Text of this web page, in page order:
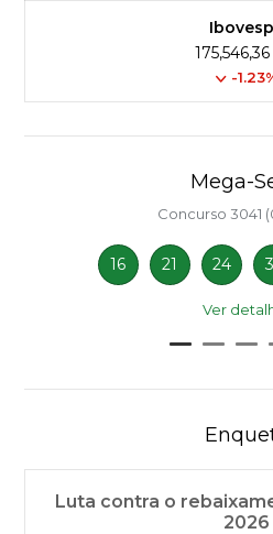
-
Mega-
Concurso 3041
16 21 24
Ver
Luta contra o
2026